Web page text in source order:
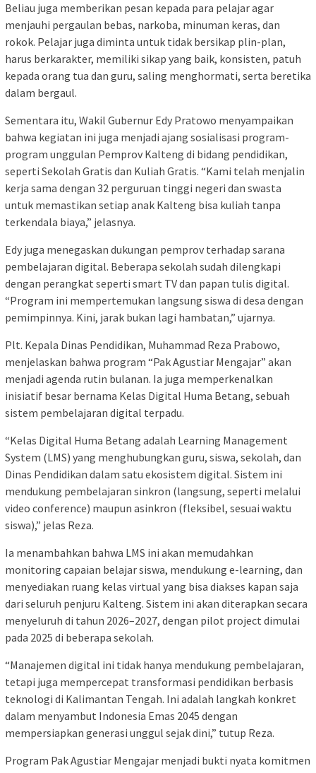
Beliau juga memberikan pesan kepada para pelajar agar
menjauhi pergaulan bebas, narkoba, minuman keras, dan
rokok. Pelajar juga diminta untuk tidak bersikap plin-plan,
harus berkarakter, memiliki sikap yang baik, konsisten, patuh
kepada orang tua dan guru, saling menghormati, serta beretika
dalam bergaul.
Sementara itu, Wakil Gubernur Edy Pratowo menyampaikan
bahwa kegiatan ini juga menjadi ajang sosialisasi program-
program unggulan Pemprov Kalteng di bidang pendidikan,
seperti Sekolah Gratis dan Kuliah Gratis. “Kami telah menjalin
kerja sama dengan 32 perguruan tinggi negeri dan swasta
untuk memastikan setiap anak Kalteng bisa kuliah tanpa
terkendala biaya,” jelasnya.
Edy juga menegaskan dukungan pemprov terhadap sarana
pembelajaran digital. Beberapa sekolah sudah dilengkapi
dengan perangkat seperti smart TV dan papan tulis digital.
“Program ini mempertemukan langsung siswa di desa dengan
pemimpinnya. Kini, jarak bukan lagi hambatan,” ujarnya.
Plt. Kepala Dinas Pendidikan, Muhammad Reza Prabowo,
menjelaskan bahwa program “Pak Agustiar Mengajar” akan
menjadi agenda rutin bulanan. Ia juga memperkenalkan
inisiatif besar bernama Kelas Digital Huma Betang, sebuah
sistem pembelajaran digital terpadu.
“Kelas Digital Huma Betang adalah Learning Management
System (LMS) yang menghubungkan guru, siswa, sekolah, dan
Dinas Pendidikan dalam satu ekosistem digital. Sistem ini
mendukung pembelajaran sinkron (langsung, seperti melalui
video conference) maupun asinkron (fleksibel, sesuai waktu
siswa),” jelas Reza.
Ia menambahkan bahwa LMS ini akan memudahkan
monitoring capaian belajar siswa, mendukung e-learning, dan
menyediakan ruang kelas virtual yang bisa diakses kapan saja
dari seluruh penjuru Kalteng. Sistem ini akan diterapkan secara
menyeluruh di tahun 2026–2027, dengan pilot project dimulai
pada 2025 di beberapa sekolah.
“Manajemen digital ini tidak hanya mendukung pembelajaran,
tetapi juga mempercepat transformasi pendidikan berbasis
teknologi di Kalimantan Tengah. Ini adalah langkah konkret
dalam menyambut Indonesia Emas 2045 dengan
mempersiapkan generasi unggul sejak dini,” tutup Reza.
Program Pak Agustiar Mengajar menjadi bukti nyata komitmen